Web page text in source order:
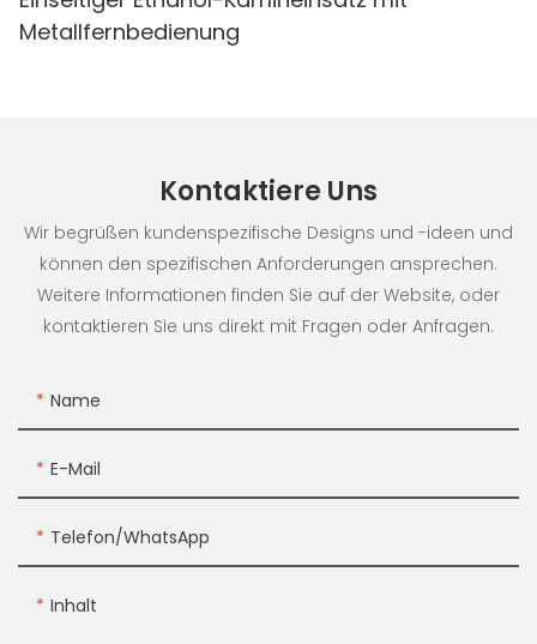
Metallfernbedienung
Kontaktiere Uns
Wir begrüßen kundenspezifische Designs und -ideen und
können den spezifischen Anforderungen ansprechen.
Weitere Informationen finden Sie auf der Website, oder
kontaktieren Sie uns direkt mit Fragen oder Anfragen.
Name
E-Mail
Telefon/WhatsApp
Inhalt